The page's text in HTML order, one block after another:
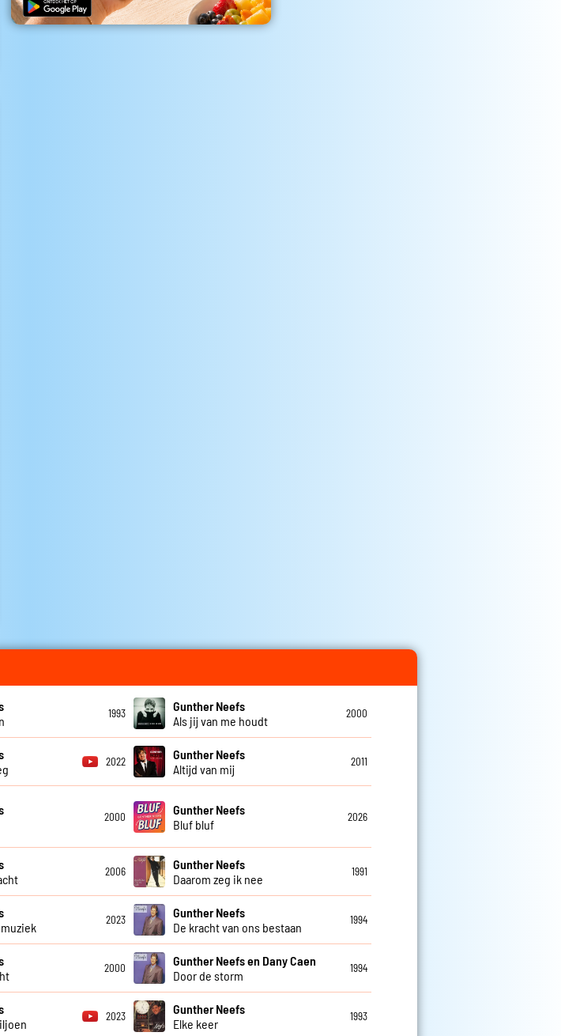
1993
Gunther Neefs
Als jij van me houdt
2000
2022
Gunther Neefs
Altijd van mij
2011
2000
Gunther Neefs
Bluf bluf
2026
2006
Gunther Neefs
Daarom zeg ik nee
1991
2023
Gunther Neefs
De kracht van ons bestaan
1994
2000
Gunther Neefs en Dany Caen
Door de storm
1994
2023
Gunther Neefs
Elke keer
1993